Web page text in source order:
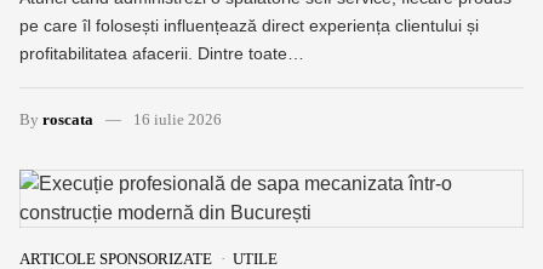
pe care îl folosești influențează direct experiența clientului și
profitabilitatea afacerii. Dintre toate…
By roscata 16 iulie 2026
ARTICOLE SPONSORIZATE UTILE